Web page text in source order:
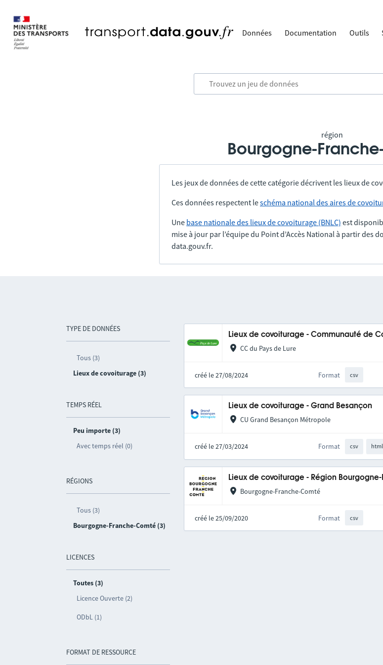
Données Documentation Outils
région
Bourgogne-
Les jeux de données de cette catégorie décrivent les lieux de
Ces données respectent leschéma national des aires de
Une base nationale des lieux de covoiturage (BNLC) est
mise à jour par l’équipe du Point d’Accès National à partir des
data.gouv.fr.
TYPE DE DONNÉES
Tous (3)
Lieux de covoiturage (3)
TEMPS RÉEL
Peu importe (3)
Avec temps réel (0)
RÉGIONS
Tous (3)
Bourgogne-Franche-Comté (3)
LICENCES
Toutes (3)
Licence Ouverte (2)
ODbL (1)
FORMAT DE RESSOURCE
Lieux de covoiturage - Communauté de
CC du Pays de Lure
créé le 27/08/2024 Format csv
Lieux de covoiturage - Grand Besançon
CU Grand Besançon Métropole
créé le 27/03/2024 Format csv html
Lieux de covoiturage - Région
Bourgogne-Franche-Comté
créé le 25/09/2020 Format csv